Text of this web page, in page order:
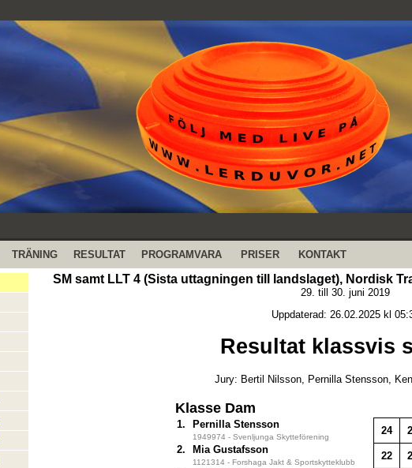
TRÄNING RESULTAT PROGRAMVARA PRISER KONTAKT
SM samt LLT 4 (Sista uttagningen till landslaget), Nordisk
29. till 30. juni 2019
Uppdaterad: 26.02.2025 kl
Resultat klassvis
Jury: Bertil Nilsson, Pernilla Stensson,
Klasse Dam
1. Pernilla Stensson
1949974 - Svenljunga Skytteförening
24
2. Mia Gustafsson
1121314 - Forshaga Jakt & Sportskytteklubb
22